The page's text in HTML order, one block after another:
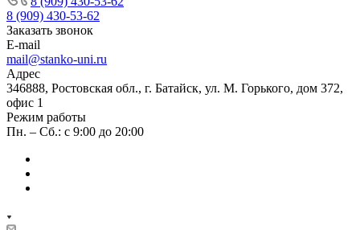
8 (909) 430-53-62
Заказать звонок
E-mail
mail@stanko-uni.ru
Адрес
346888, Ростовская обл., г. Батайск, ул. М. Горького, дом 372,
офис 1
Режим работы
Пн. – Сб.: с 9:00 до 20:00